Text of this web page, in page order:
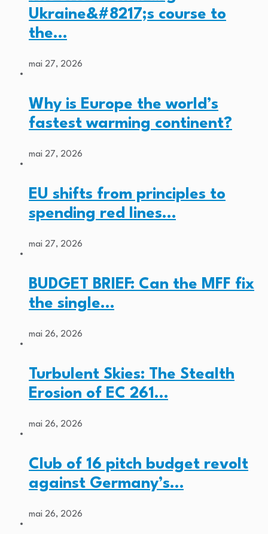
Ukraine&#8217;s course to
the…
mai 27, 2026
Why is Europe the world’s
fastest warming continent?
mai 27, 2026
EU shifts from principles to
spending red lines…
mai 27, 2026
BUDGET BRIEF: Can the MFF fix
the single…
mai 26, 2026
Turbulent Skies: The Stealth
Erosion of EC 261…
mai 26, 2026
Club of 16 pitch budget revolt
against Germany’s…
mai 26, 2026